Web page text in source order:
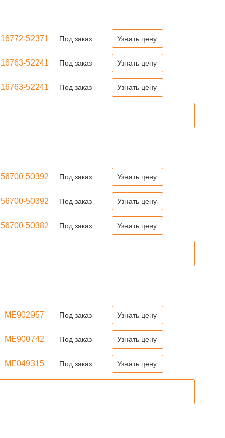
16772-52371 Под заказ Узнать цену
16763-52241 Под заказ Узнать цену
16763-52241 Под заказ Узнать цену
56700-50392 Под заказ Узнать цену
56700-50392 Под заказ Узнать цену
56700-50382 Под заказ Узнать цену
ME902957 Под заказ Узнать цену
ME900742 Под заказ Узнать цену
ME049315 Под заказ Узнать цену